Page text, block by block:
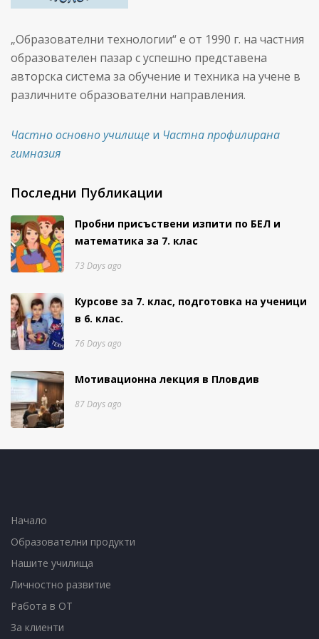
„Образователни технологии“ е от 1990 г. на частния
образователен пазар с успешно представена
авторска система за обучение и техника на учене в
различните образователни направления.
Частно основно училище и Частна профилирана
гимназия
Последни Публикации
Пробни присъствени изпити по БЕЛ и
математика за 7. клас
73 Days ago
Курсове за 7. клас, подготовка на ученици
в 6. клас.
76 Days ago
Мотивационна лекция в Пловдив
87 Days ago
Начало
Образователни продукти
Нашите училища
Личностно развитие
Работа в ОТ
За клиенти